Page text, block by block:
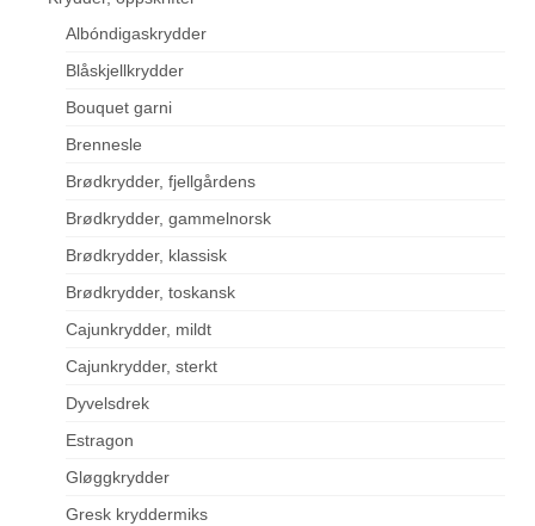
Albóndigaskrydder
Blåskjellkrydder
Bouquet garni
Brennesle
Brødkrydder, fjellgårdens
Brødkrydder, gammelnorsk
Brødkrydder, klassisk
Brødkrydder, toskansk
Cajunkrydder, mildt
Cajunkrydder, sterkt
Dyvelsdrek
Estragon
Gløggkrydder
Gresk kryddermiks